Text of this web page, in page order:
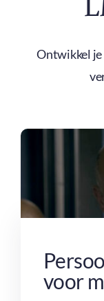
Ontwikkel je
voor